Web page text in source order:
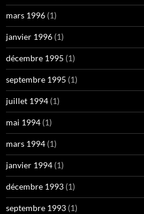
mars 1996 (1)
janvier 1996 (1)
décembre 1995 (1)
septembre 1995 (1)
juillet 1994 (1)
mai 1994 (1)
mars 1994 (1)
janvier 1994 (1)
décembre 1993 (1)
septembre 1993 (1)